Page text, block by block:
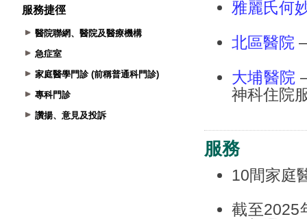
服務捷徑
醫院聯網、醫院及醫療機構
急症室
家庭醫學門診 (前稱普通科門診)
專科門診
讚揚、意見及投訴